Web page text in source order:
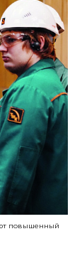
повышенный